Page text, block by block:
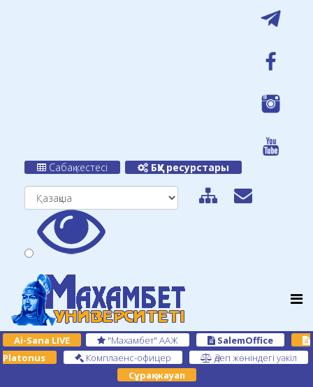
Сабақ кестесі БҚУ ресурстары
Ai-Sana LIVE "Махамбет" ААЖ
SalemOffice
Platonus
Комплаенс-офицер
Әдеп жөніндегі уәкіл
Сұрақ-жауап